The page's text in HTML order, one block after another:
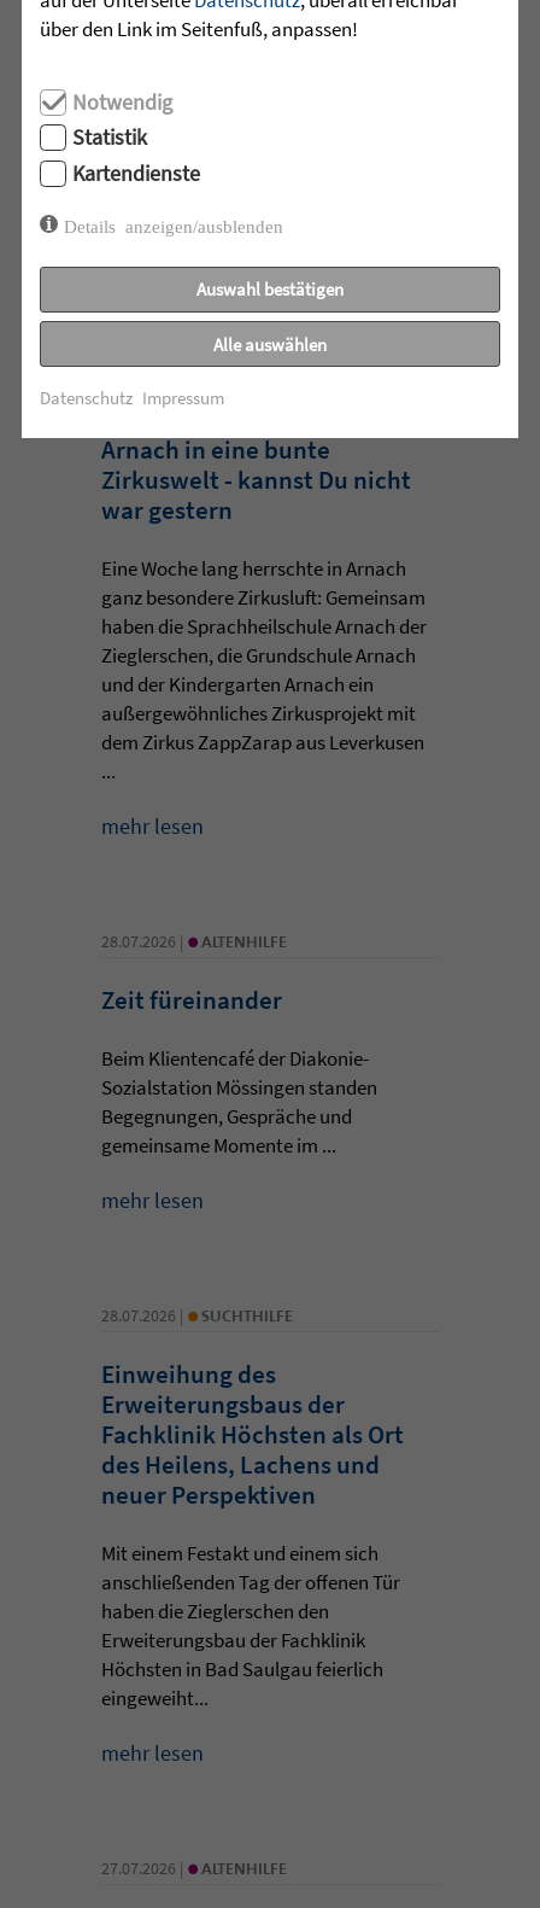
die Schulzeit
das Team des Schulkindergartens der
Leopoldschule in Altshausen die
Vorschüler mit einer bunten und
emotionalen ...
mehr lesen
•
220 Kinder verwandeln
Arnach in eine bunte
Zirkuswelt - kannst Du nicht
war gestern
Eine Woche lang herrschte in Arnach
ganz besondere Zirkusluft: Gemeinsam
haben die Sprachheilschule Arnach der
Zieglerschen, die Grundschule Arnach
und der Kindergarten Arnach ein
außergewöhnliches Zirkusprojekt mit
dem Zirkus ZappZarap aus Leverkusen
...
mehr lesen
28.07.2026 | • ALTENHILFE
Zeit füreinander
Beim Klientencafé der Diakonie-
Sozialstation Mössingen standen
Begegnungen, Gespräche und
gemeinsame Momente im ...
mehr lesen
28.07.2026 | • SUCHTHILFE
Einweihung des
Erweiterungsbaus der
Fachklinik Höchsten als Ort
des Heilens, Lachens und
neuer Perspektiven
Mit einem Festakt und einem sich
anschließenden Tag der offenen Tür
haben die Zieglerschen den
Erweiterungsbau der Fachklinik
Höchsten in Bad Saulgau feierlich
eingeweiht...
mehr lesen
27.07.2026 | • ALTENHILFE
über den Link im Seitenfuß, anpassen!
Notwendig
Statistik
Kartendienste
Details anzeigen/ausblenden
Auswahl bestätigen
Alle auswählen
Datenschutz Impressum